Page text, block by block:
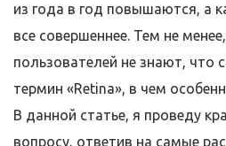
из года в год повышаются, а
все совершеннее. Тем не
пользователей не знают, что
термин «Retina», в чем
В данной статье, я проведу
вопросу, ответив на самые